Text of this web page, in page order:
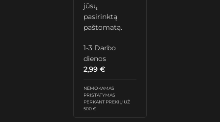
jūsų
pasirinktą
paštomatą.
1-3 Darbo
dienos
2,99€
NEMOKAMAS
PRISTATYMAS
PERKANT PREKIŲ UŽ
500 €